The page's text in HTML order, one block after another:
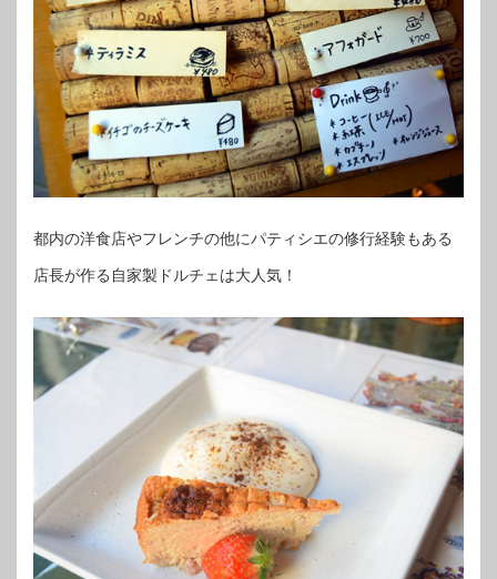
都内の洋食店やフレンチの他にパティシエの修行経験もある
店長が作る自家製ドルチェは大人気！